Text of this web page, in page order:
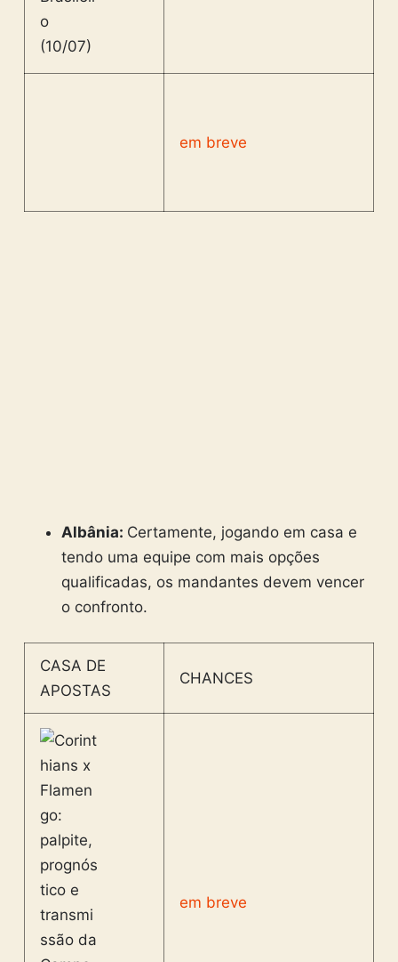
em breve
Albânia: Certamente, jogando em casa e
tendo uma equipe com mais opções
qualificadas, os mandantes devem vencer
o confronto.
CASA DE
APOSTAS
CHANCES
em breve